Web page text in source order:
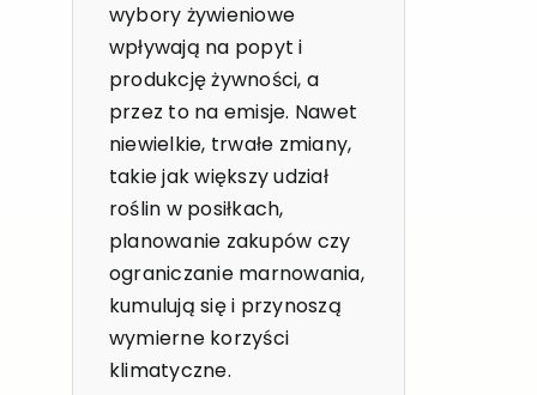
wybory żywieniowe
wpływają na popyt i
produkcję żywności, a
przez to na emisje. Nawet
niewielkie, trwałe zmiany,
takie jak większy udział
roślin w posiłkach,
planowanie zakupów czy
ograniczanie marnowania,
kumulują się i przynoszą
wymierne korzyści
klimatyczne.